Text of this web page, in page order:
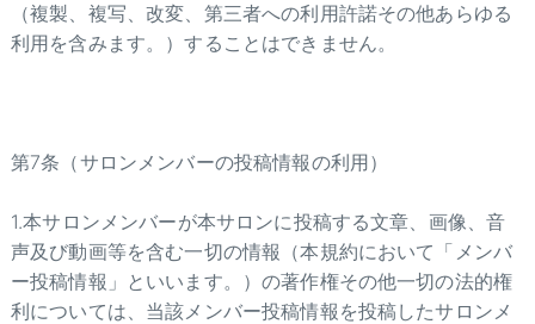
（複製、複写、改変、第三者への利用許諾その他あらゆる
利用を含みます。）することはできません。
第7条（サロンメンバーの投稿情報の利用）
1.本サロンメンバーが本サロンに投稿する文章、画像、音
声及び動画等を含む一切の情報（本規約において「メンバ
ー投稿情報」といいます。）の著作権その他一切の法的権
利については、当該メンバー投稿情報を投稿したサロンメ